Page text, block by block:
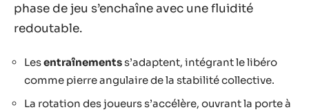
phase de jeu s’enchaîne avec une fluidité
redoutable.
Lesentraînementss’adaptent, intégrant le libéro
comme pierre angulaire de la stabilité collective.
La rotation des joueurs s’accélère, ouvrant la porte à